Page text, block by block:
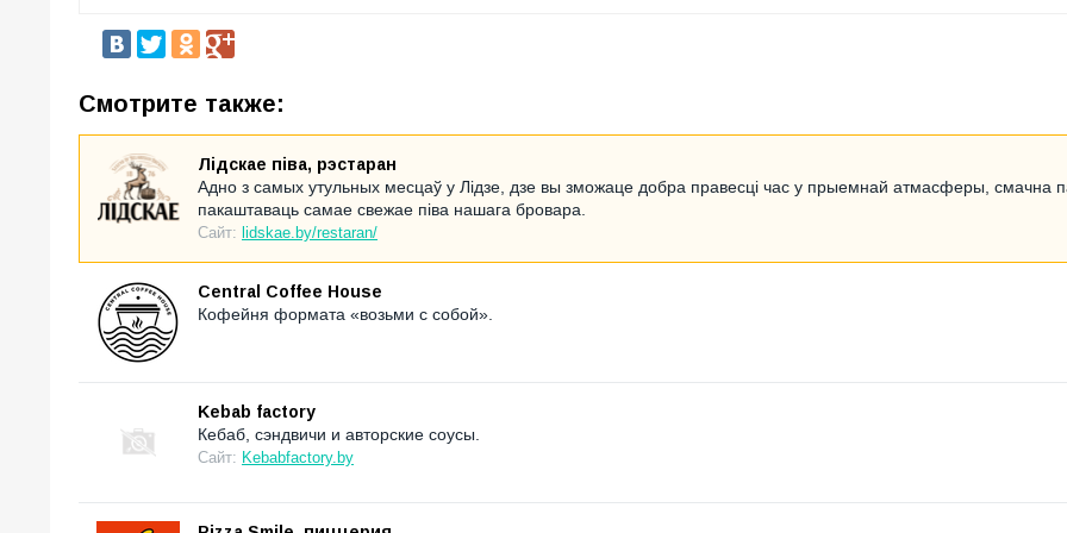
Смотрите также:
Лідскае піва, рэстаран
Адно з самых утульных месцаў у Лідзе, дзе вы зможаце добра правесці час у прыемнай атмасферы, смачна
пакаштаваць самае свежае піва нашага бровара.
Сайт: lidskae.by/restaran/
Central Coffee House
Кофейня формата «возьми с собой».
Kebab factory
Кебаб, сэндвичи и авторские соусы.
Сайт: Kebabfactory.by